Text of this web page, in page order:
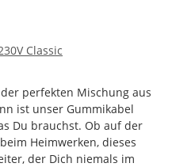
Classic
perfekten Mischung aus
ist unser Gummikabel
Du brauchst. Ob auf der
Heimwerken, dieses
der Dich niemals im